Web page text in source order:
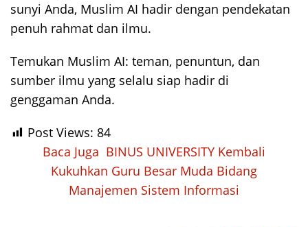
sunyi Anda, Muslim AI hadir dengan pendekatan
penuh rahmat dan ilmu.
Temukan Muslim AI: teman, penuntun, dan
sumber ilmu yang selalu siap hadir di
genggaman Anda.
Post Views: 84
Baca Juga BINUS UNIVERSITY Kembali
Kukuhkan Guru Besar Muda Bidang
Manajemen Sistem Informasi